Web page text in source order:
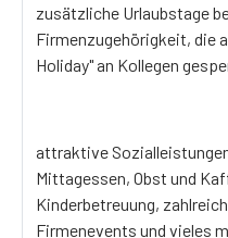
zusätzliche Urlaubstage
Firmenzugehörigkeit, die
Holiday" an Kollegen
attraktive
Mittagessen, Obst und
Kinderbetreuung,
Firmenevents und vieles